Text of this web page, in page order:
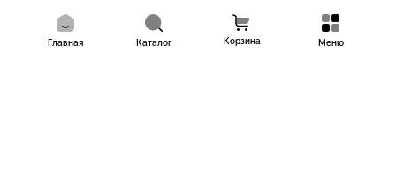
Главная Каталог Корзина Меню